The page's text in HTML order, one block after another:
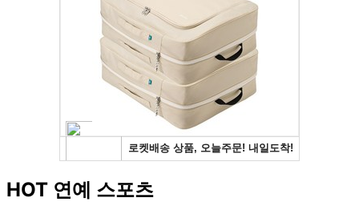
HOT 연예 스포츠